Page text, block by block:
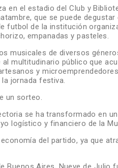
en el estadio del Club y
que se puede
futbol de la institución
empanadas y pasteles.
musicales de diversos
multitudinario público que
y
jornada festiva.
un sorteo.
se ha transformado en
logístico y financiero de la
del partido, ya que